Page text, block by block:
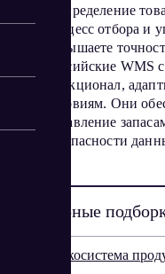
распределение
процесс отбора и
повышаете
Российские
функционал,
условиям. Они
управление
безопасности
Популярные
Экосистема